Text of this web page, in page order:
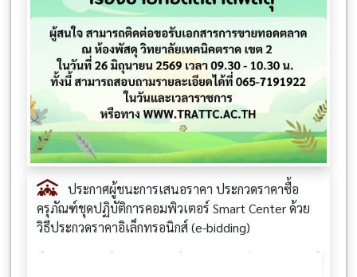
ประกาศผู้ชนะการเสนอราคา ประกวดราคาซื้อ
ครุภัณฑ์ชุดปฏิบัติการคอมพิวเตอร์ Smart Center ด้วย
วิธีประกวดราคาอิเล็กทรอนิกส์ (e-bidding)